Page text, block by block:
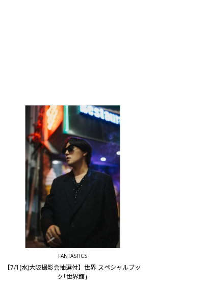
FANTASTICS
【7/1(水)大阪撮影会抽選付】世界 スペシャルブッ
ク｢世界館｣